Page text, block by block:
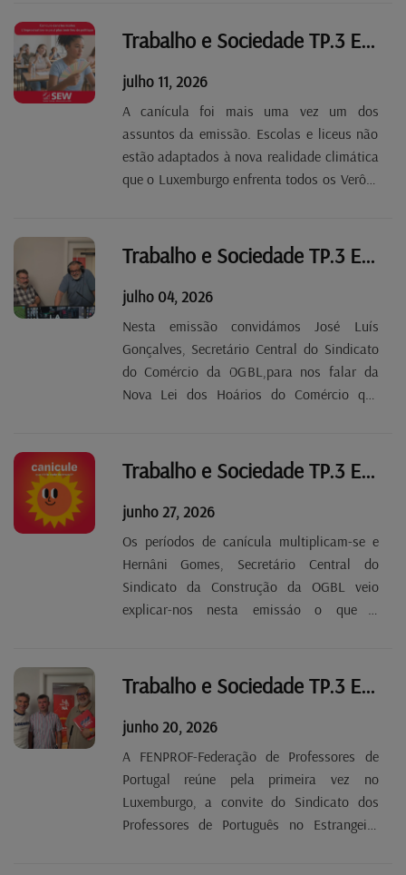
novamente da canícula: O Departamento da
Trabalho e Sociedade TP.3 EP 39
julho 11, 2026
A canícula foi mais uma vez um dos
assuntos da emissão. Escolas e liceus não
estão adaptados à nova realidade climática
que o Luxemburgo enfrenta todos os Verôes
nacional nesta matéria.
Trabalho e Sociedade TP.3 EP 38
julho 04, 2026
Nesta emissão convidámos José Luís
Gonçalves, Secretário Central do Sindicato
do Comércio da OGBL,para nos falar da
Nova Lei dos Hoários do Comércio que
já alargaram os seus horários, o que prevê a
Trabalho e Sociedade TP.3 EP 37
junho 27, 2026
Os períodos de canícula multiplicam-se e
Hernâni Gomes, Secretário Central do
Sindicato da Construção da OGBL veio
explicar-nos nesta emissáo o que a
Luxemburgo.
Trabalho e Sociedade TP.3 EP 36
junho 20, 2026
A FENPROF-Federação de Professores de
Portugal reúne pela primeira vez no
Luxemburgo, a convite do Sindicato dos
Professores de Português no Estrangeiro